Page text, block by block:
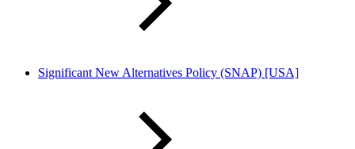
Significant New Alternatives Policy (SNAP) [USA]